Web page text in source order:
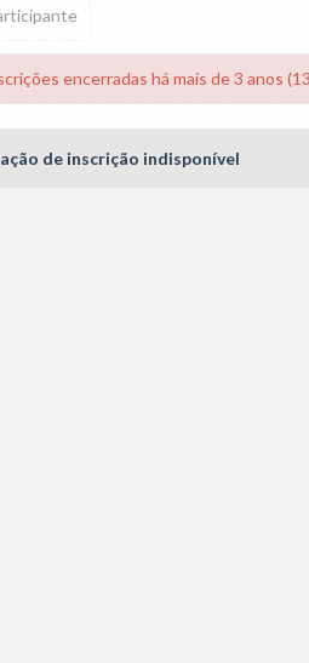
encerradas há mais de 3 anos
de inscrição indisponível